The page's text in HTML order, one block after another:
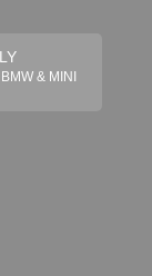
& MINI